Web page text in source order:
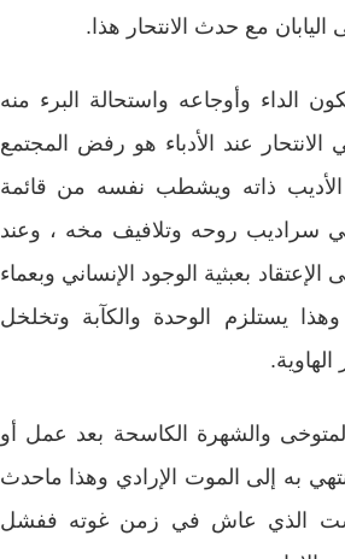
اليابان مع حدث الانتحار هذا.
الداء وأوجاعه واستحالة البرء منه
عند الأدباء هو رفض المجتمع
الأديب ذاته ويشطب نفسه من قائمة
سراديب روحه وتلافيف مخه ، وعند
بعبثية الوجود الإنساني وبعماء
يستلزم الوحدة والكآبة وتخلخل
والشهرة الكاسحة بعد عمل أو
به إلى الموت الإرادي وهذا ماحدث
يست الذي عاش في زمن غوته ففشل